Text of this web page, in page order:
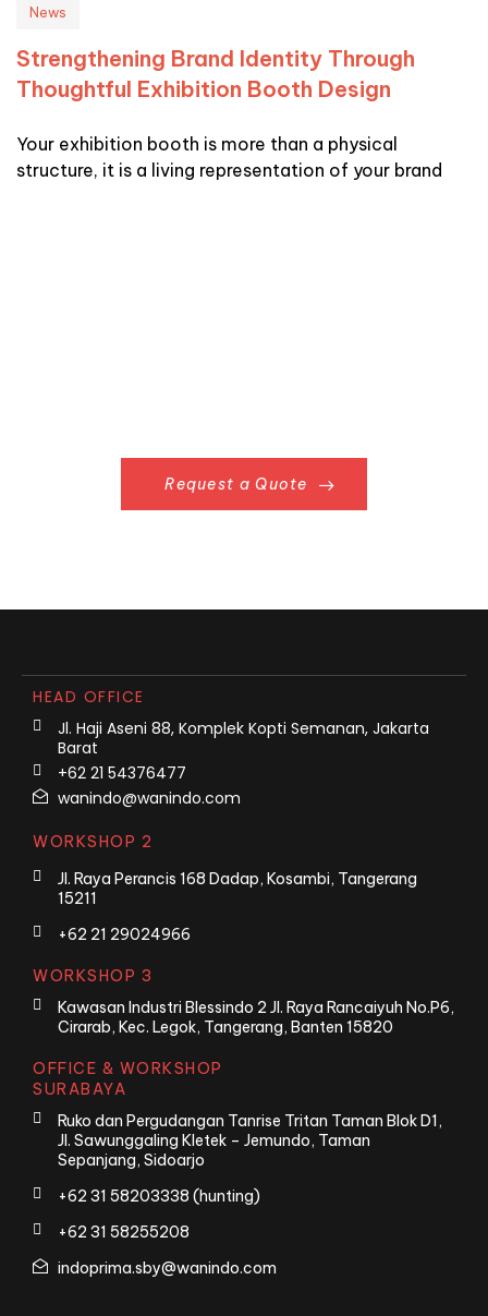
News
Strengthening Brand Identity Through
Thoughtful Exhibition Booth Design
Your exhibition booth is more than a physical
structure, it is a living representation of your brand
Request a Quote
HEAD OFFICE
Jl. Haji Aseni 88, Komplek Kopti Semanan, Jakarta
Barat
+62 21 54376477
wanindo@wanindo.com
WORKSHOP 2
Jl. Raya Perancis 168 Dadap, Kosambi, Tangerang
15211
+62 21 29024966
WORKSHOP 3
Kawasan Industri Blessindo 2 Jl. Raya Rancaiyuh No.P6,
Cirarab, Kec. Legok, Tangerang, Banten 15820
OFFICE & WORKSHOP
SURABAYA
Ruko dan Pergudangan Tanrise Tritan Taman Blok D1,
Jl. Sawunggaling Kletek – Jemundo, Taman
Sepanjang, Sidoarjo
+62 31 58203338 (hunting)
+62 31 58255208
indoprima.sby@wanindo.com